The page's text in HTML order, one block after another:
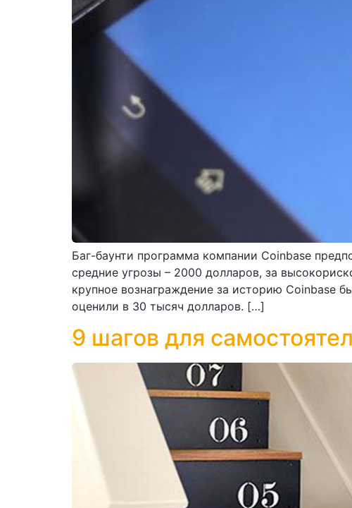
Баг-баунти программа компании Coinbase
средние угрозы – 2000 долларов, за
крупное вознаграждение за историю Coinbase
оценили в 30 тысяч долларов. […]
9 шагов для